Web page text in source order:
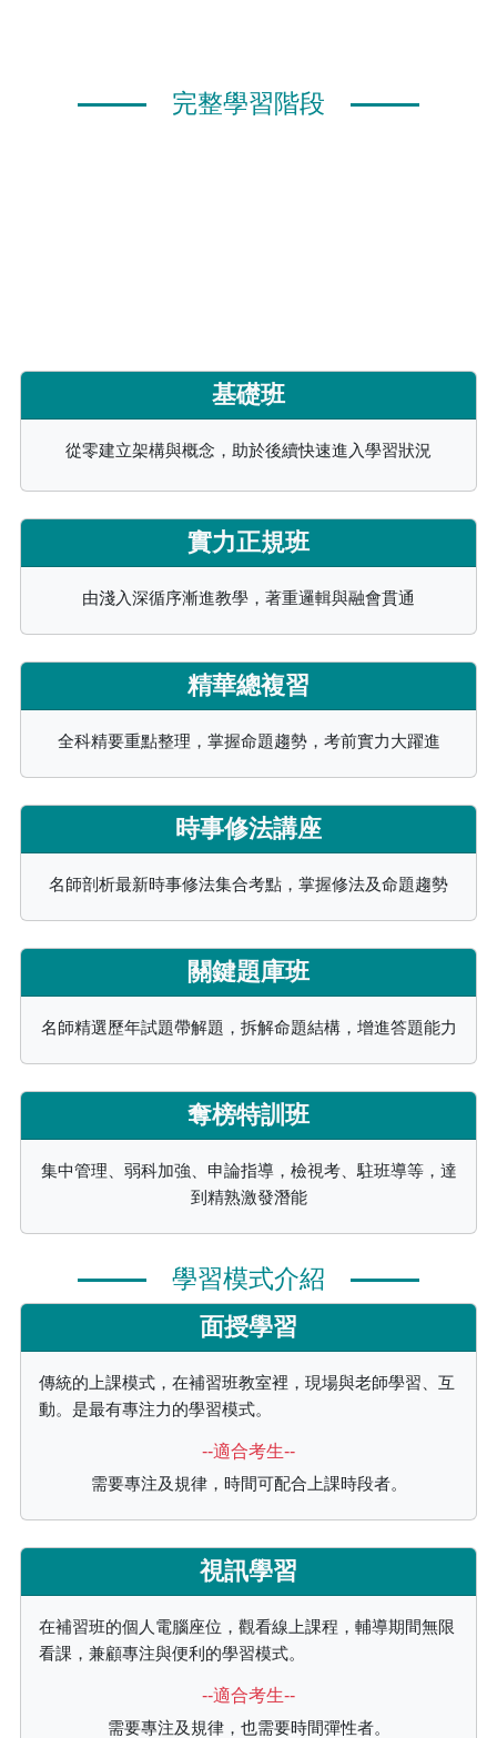
完整學習階段
基礎班
從零建立架構與概念，助於後續快速進入學習狀況
實力正規班
由淺入深循序漸進教學，著重邏輯與融會貫通
精華總複習
全科精要重點整理，掌握命題趨勢，考前實力大躍進
時事修法講座
名師剖析最新時事修法集合考點，掌握修法及命題趨勢
關鍵題庫班
名師精選歷年試題帶解題，拆解命題結構，增進答題能力
奪榜特訓班
集中管理、弱科加強、申論指導，檢視考、駐班導等，達
到精熟激發潛能
學習模式介紹
面授學習
傳統的上課模式，在補習班教室裡，現場與老師學習、互
動。是最有專注力的學習模式。
--適合考生--
需要專注及規律，時間可配合上課時段者。
視訊學習
在補習班的個人電腦座位，觀看線上課程，輔導期間無限
看課，兼顧專注與便利的學習模式。
--適合考生--
需要專注及規律，也需要時間彈性者。